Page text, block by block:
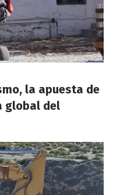
la apuesta de
global del